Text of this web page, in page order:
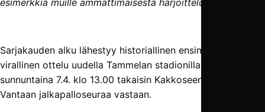
esimerkkiä muille ammattimaisesta harjoittelusta.”
Sarjakauden alku lähestyy historiallinen ensimmäinen
virallinen ottelu uudella Tammelan stadionilla pelataan
sunnuntaina 7.4. klo 13.00 takaisin Kakkoseen noussutta
Vantaan jalkapalloseuraa vastaan.